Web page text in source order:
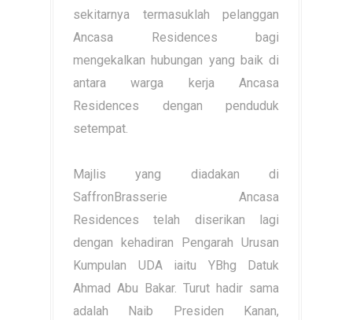
sekitarnya termasuklah pelanggan
Ancasa Residences bagi
mengekalkan hubungan yang baik di
antara warga kerja Ancasa
Residences dengan penduduk
setempat.
Majlis yang diadakan di
SaffronBrasserie Ancasa
Residences telah diserikan lagi
dengan kehadiran Pengarah Urusan
Kumpulan UDA iaitu YBhg Datuk
Ahmad Abu Bakar. Turut hadir sama
adalah Naib Presiden Kanan,